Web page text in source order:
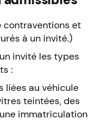
contraventions et
à un invité.)
invité les types
:
liées au véhicule
teintées, des
immatriculation